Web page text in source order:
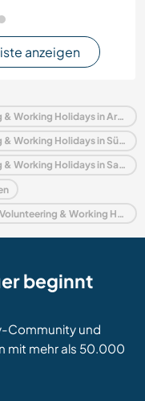
anzeigen
Aufenthalte bei Gastfamilien, Volunteering & Working Holidays in Argentinien
Aufenthalte bei Gastfamilien, Volunteering & Working Holidays in Südamerika
Aufenthalte bei Gastfamilien, Volunteering & Working Holidays in San Luis
Last minute Aufenthalte bei Gastfamilien, Volunteering & Working Holidays in Argentinien
beginnt
Community und
mit mehr als 50.000